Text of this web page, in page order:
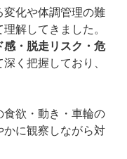
変化や体調管理の難
解してきました。
感・脱走リスク・危
く把握しており、
欲・動き・車輪の
に観察しながら対